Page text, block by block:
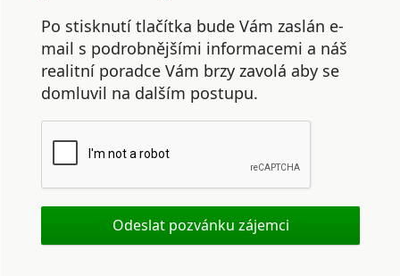
Po stisknutí tlačítka bude Vám zaslán e-
mail s podrobnějšími informacemi a náš
realitní poradce Vám brzy zavolá aby se
domluvil na dalším postupu.